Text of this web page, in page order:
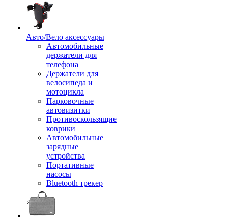
Авто/Вело аксессуары
Автомобильные
держатели для
телефона
Держатели для
велосипеда и
мотоцикла
Парковочные
автовизитки
Противоскользящие
коврики
Автомобильные
зарядные
устройства
Портативные
насосы
Bluetooth трекер